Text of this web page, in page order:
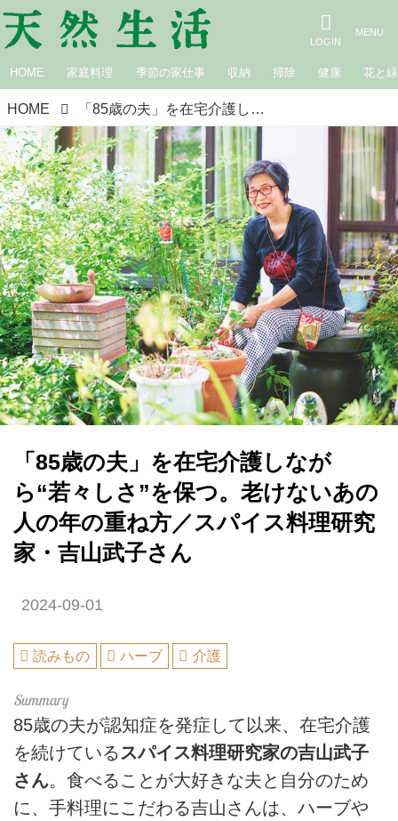
HOME 家庭料理 季節の家仕事 収納 掃除 健康 花と緑
HOME 「85歳の夫」を在宅介護しながら“若々しさ”を保つ。老けないあの人の年の重ね方／スパイス料理研究家・吉山武子さん
「85歳の夫」を在宅介護しなが
ら“若々しさ”を保つ。老けないあの
人の年の重ね方／スパイス料理研究
家・吉山武子さん
2024-09-01
読みもの ハーブ 介護
85歳の夫が認知症を発症して以来、在宅介護
を続けているスパイス料理研究家の吉山武子
さん。食べることが大好きな夫と自分のため
に、手料理にこだわる吉山さんは、ハーブや